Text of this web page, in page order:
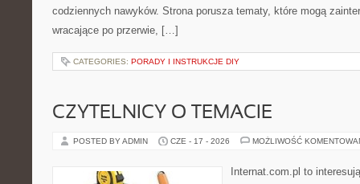
codziennych nawyków. Strona porusza tematy, które mogą
wracające po przerwie, […]
CATEGORIES: PORADY I INSTRUKCJE DIY
CZYTELNICY O TEMACIE
POSTED BY ADMIN CZE - 17 - 2026 MOŻLIWOŚĆ
Internat.com.pl to